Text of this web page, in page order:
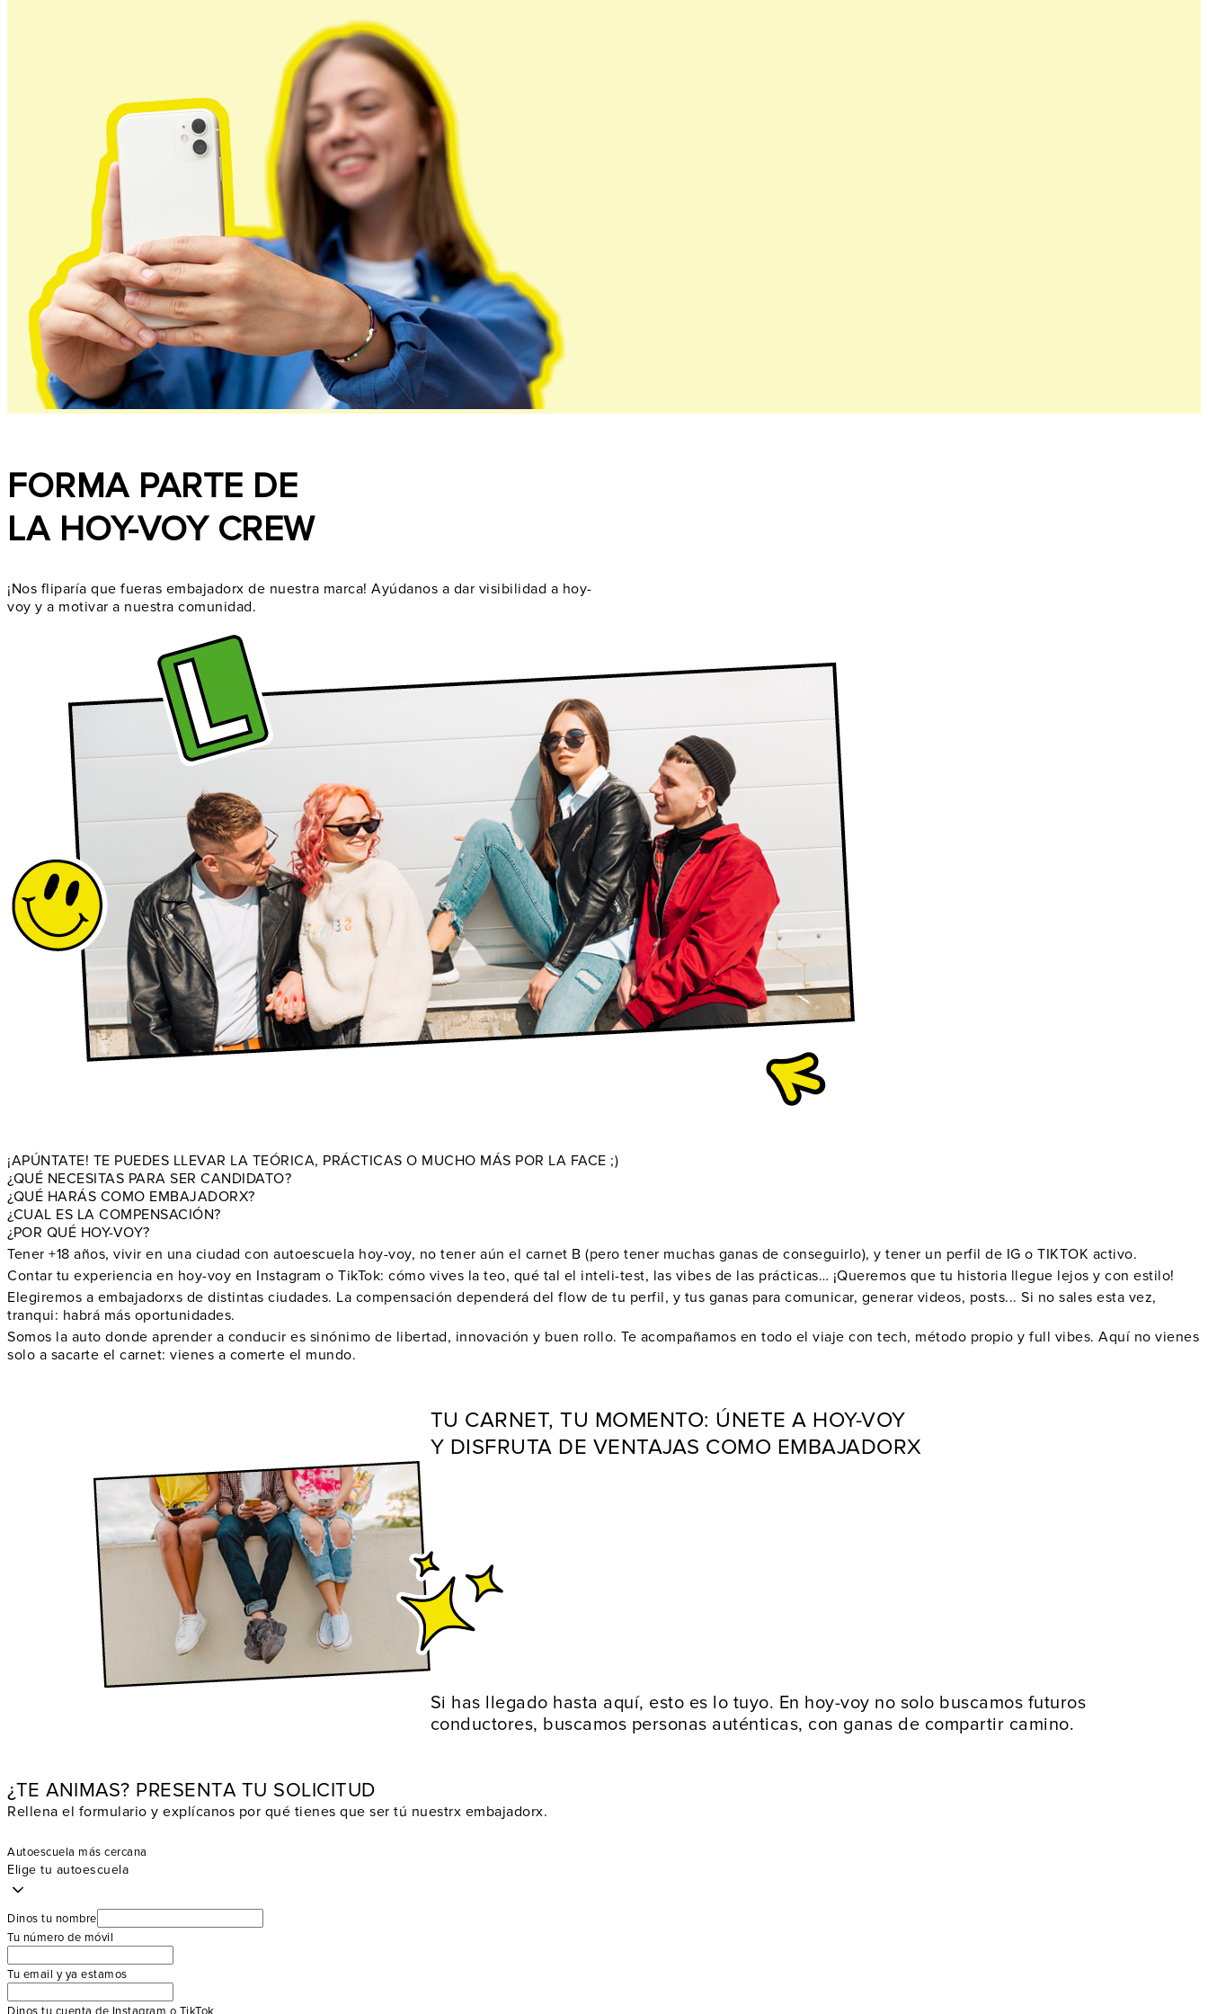
FORMA PARTE DE
LA HOY-VOY CREW
¡Nos fliparía que fueras embajadorx de nuestra marca! Ayúdanos a dar visibilidad a hoy-
voy y a motivar a nuestra comunidad.
¡APÚNTATE! TE PUEDES LLEVAR LA TEÓRICA, PRÁCTICAS O MUCHO MÁS POR LA FACE ;)
¿QUÉ NECESITAS PARA SER CANDIDATO?
¿QUÉ HARÁS COMO EMBAJADORX?
¿CUAL ES LA COMPENSACIÓN?
¿POR QUÉ HOY-VOY?
Tener +18 años, vivir en una ciudad con autoescuela hoy-voy, no tener aún el carnet B (pero tener muchas ganas de conseguirlo), y tener un perfil de IG o TIKTOK activo.
Contar tu experiencia en hoy-voy en Instagram o TikTok: cómo vives la teo, qué tal el inteli-test, las vibes de las prácticas… ¡Queremos que tu historia llegue lejos y con estilo!
Elegiremos a embajadorxs de distintas ciudades. La compensación dependerá del flow de tu perfil, y tus ganas para comunicar, generar videos, posts... Si no sales esta vez,
tranqui: habrá más oportunidades.
Somos la auto donde aprender a conducir es sinónimo de libertad, innovación y buen rollo. Te acompañamos en todo el viaje con tech, método propio y full vibes. Aquí no vienes
solo a sacarte el carnet: vienes a comerte el mundo.
TU CARNET, TU MOMENTO: ÚNETE A HOY-VOY
Y DISFRUTA DE VENTAJAS COMO EMBAJADORX
Si has llegado hasta aquí, esto es lo tuyo. En hoy-voy no solo buscamos futuros
conductores, buscamos personas auténticas, con ganas de compartir camino.
¿TE ANIMAS? PRESENTA TU SOLICITUD
Rellena el formulario y explícanos por qué tienes que ser tú nuestrx embajadorx.
Autoescuela más cercana
Elige tu autoescuela
Dinos tu nombre
Tu número de móvil
Tu email y ya estamos